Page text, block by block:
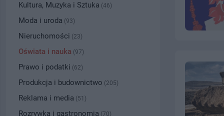
Kultura, Muzyka i Sztuka (46)
Moda i uroda (93)
Nieruchomości (23)
Oświata i nauka (97)
Prawo i podatki (62)
Produkcja i budownictwo (205)
Reklama i media (51)
Rozrywka i gastronomia (70)